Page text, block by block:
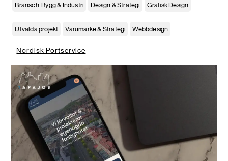
Bransch: Bygg & Industri Design & Strategi Grafisk Design
Utvalda projekt Varumärke & Strategi Webbdesign
Nordisk Portservice